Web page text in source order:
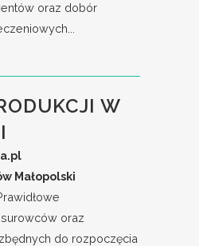
oraz dobór
W
Małopolski
oraz
do rozpoczęcia